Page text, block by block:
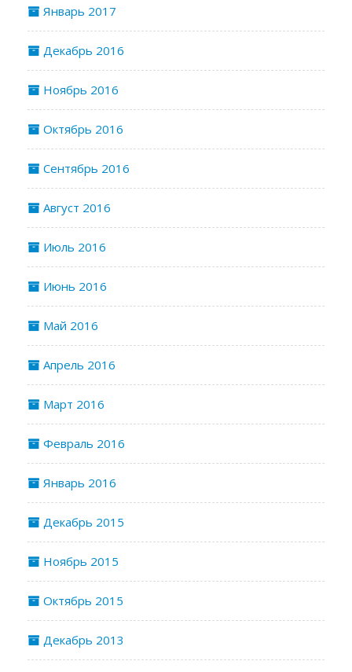
Январь 2017
Декабрь 2016
Ноябрь 2016
Октябрь 2016
Сентябрь 2016
Август 2016
Июль 2016
Июнь 2016
Май 2016
Апрель 2016
Март 2016
Февраль 2016
Январь 2016
Декабрь 2015
Ноябрь 2015
Октябрь 2015
Декабрь 2013